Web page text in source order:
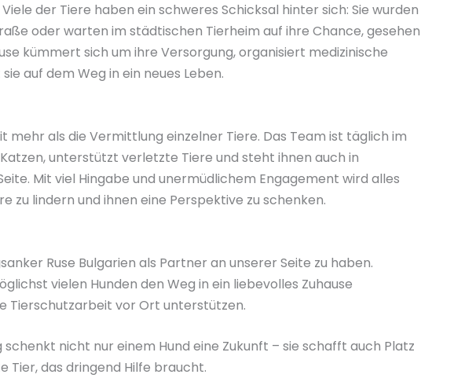
der Tiere haben ein schweres Schicksal hinter sich: Sie wurden
oder warten im städtischen Tierheim auf ihre Chance, gesehen
kümmert sich um ihre Versorgung, organisiert medizinische
auf dem Weg in ein neues Leben.
mehr als die Vermittlung einzelner Tiere. Das Team ist täglich im
unterstützt verletzte Tiere und steht ihnen auch in
Mit viel Hingabe und unermüdlichem Engagement wird alles
zu lindern und ihnen eine Perspektive zu schenken.
Ruse Bulgarien als Partner an unserer Seite zu haben.
vielen Hunden den Weg in ein liebevolles Zuhause
Tierschutzarbeit vor Ort unterstützen.
nicht nur einem Hund eine Zukunft – sie schafft auch Platz
Tier, das dringend Hilfe braucht.